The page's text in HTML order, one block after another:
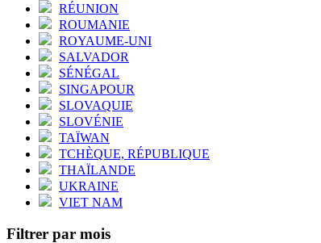
RÉUNION
ROUMANIE
ROYAUME-UNI
SALVADOR
SÉNÉGAL
SINGAPOUR
SLOVAQUIE
SLOVÉNIE
TAÏWAN
TCHÈQUE, RÉPUBLIQUE
THAÏLANDE
UKRAINE
VIET NAM
Filtrer par mois